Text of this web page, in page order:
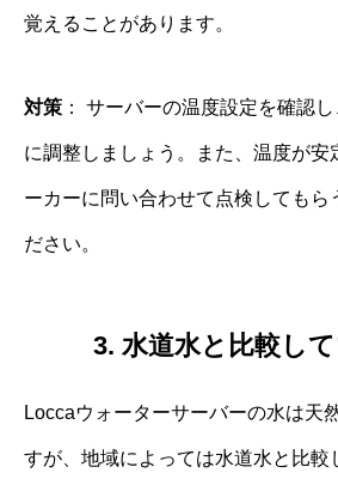
覚えることがあります。
対策 ： サーバーの温度設定を確認
に調整しましょう。また、温度が安
ーカーに問い合わせて点検してもら
ださい。
3. 水道水と比較し
Loccaウォーターサーバーの水は天
すが、地域によっては水道水と比較